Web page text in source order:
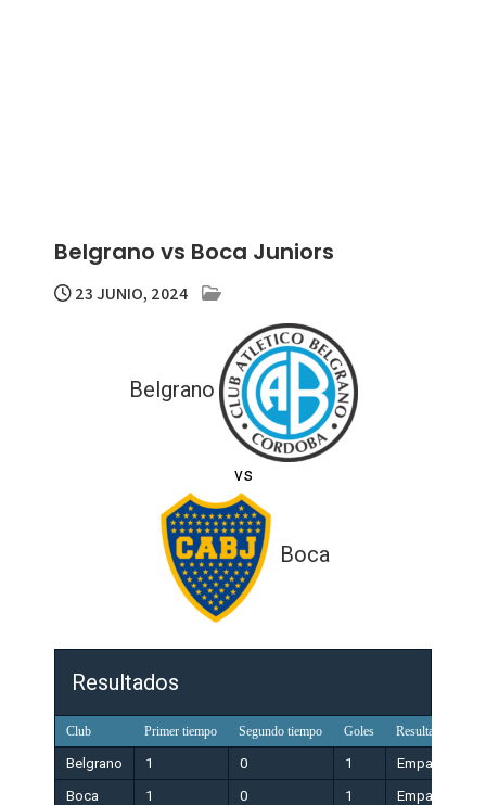
Belgrano vs Boca Juniors
23 JUNIO, 2024
Belgrano
vs
Boca
Resultados
Club Primer tiempo Segundo tiempo Goles Resultado
Belgrano 1 0 1
Empate
Boca
1 0 1 Empate